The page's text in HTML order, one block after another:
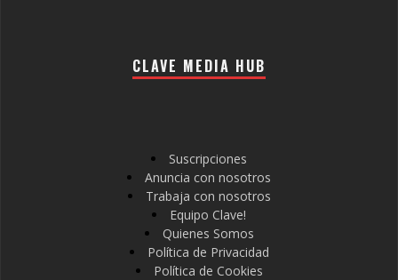
CLAVE MEDIA HUB
Suscripciones
Anuncia con nosotros
Trabaja con nosotros
Equipo Clave!
Quienes Somos
Política de Privacidad
Política de Cookies